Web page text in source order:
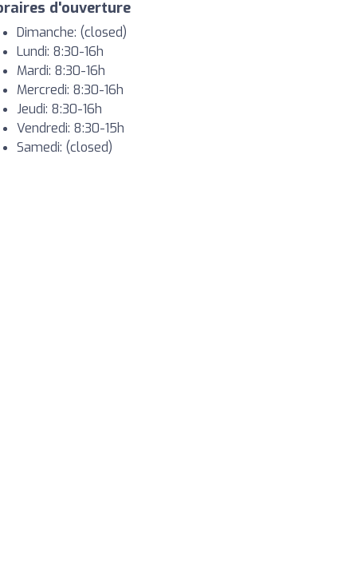
d'ouverture
Dimanche: (closed)
Lundi: 8:30-16h
Mardi: 8:30-16h
Mercredi: 8:30-16h
Jeudi: 8:30-16h
Vendredi: 8:30-15h
Samedi: (closed)